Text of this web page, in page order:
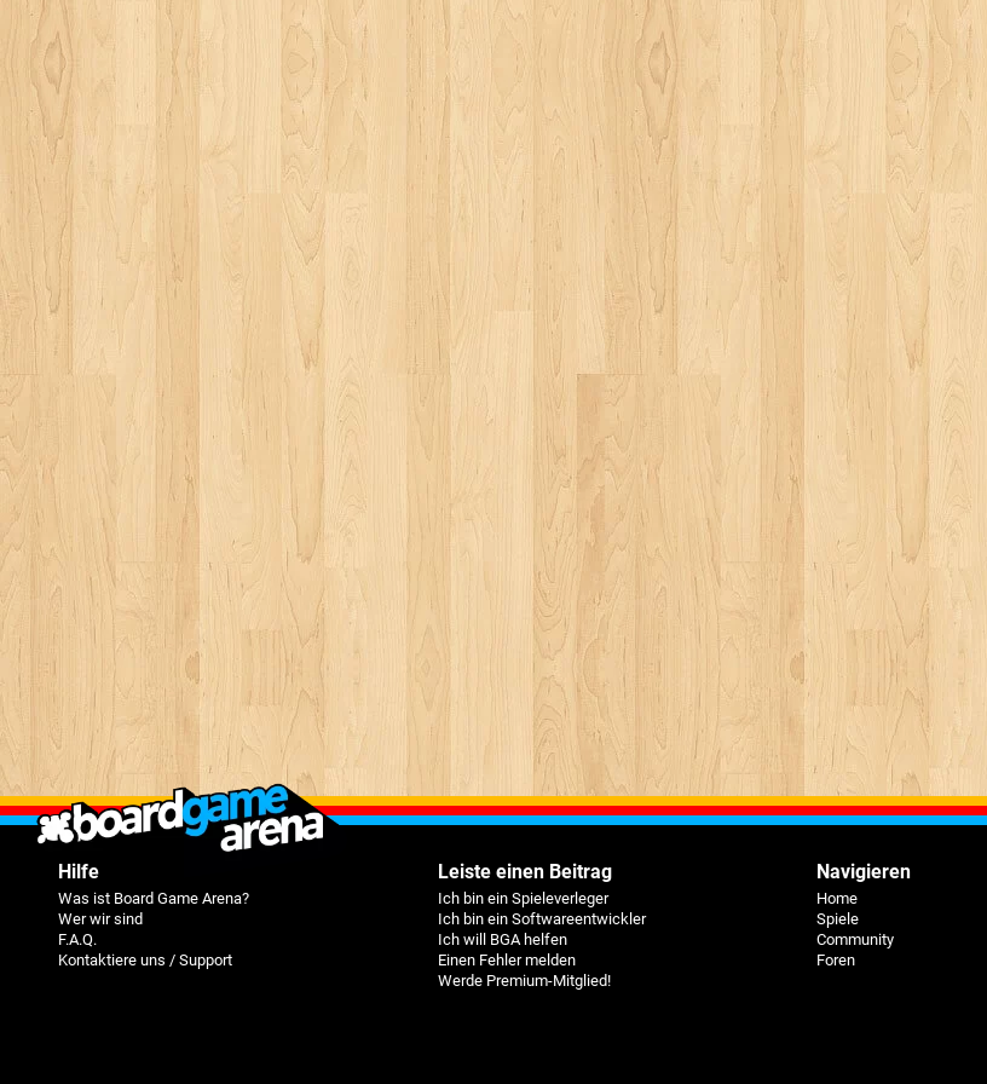
Hilfe
Was ist Board Game Arena?
Wer wir sind
F.A.Q.
Kontaktiere uns / Support
Leiste einen Beitrag
Ich bin ein Spieleverleger
Ich bin ein Softwareentwickler
Ich will BGA helfen
Einen Fehler melden
Werde Premium-Mitglied!
Navigieren
Home
Spiele
Community
Foren